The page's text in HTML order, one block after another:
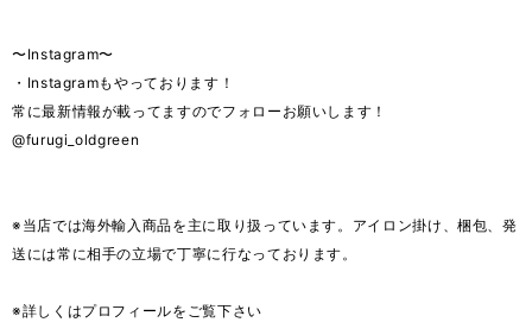
〜Instagram〜
・Instagramもやっております！
常に最新情報が載ってますのでフォローお願いします！
@furugi_oldgreen
※当店では海外輸入商品を主に取り扱っています。アイロン掛け、梱包、発
送には常に相手の立場で丁寧に行なっております。
※詳しくはプロフィールをご覧下さい